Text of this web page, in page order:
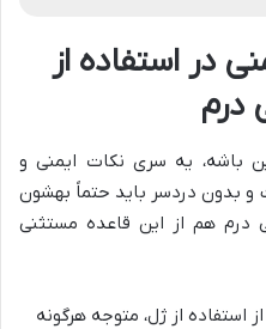
در استفاده از
درم
باشه، یه سری نکات ایمنی و
و بدون دردسر باید حتماً بهشون
درم هم از این قاعده مستثنی
استفاده از ژل، متوجه هرگونه